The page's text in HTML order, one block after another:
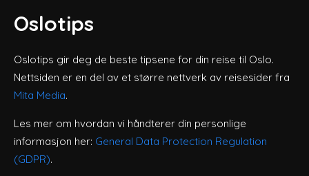
Oslotips
Oslotips gir deg de beste tipsene for din reise til Oslo.
Nettsiden er en del av et større nettverk av reisesider fra
Mita Media.
Les mer om hvordan vi håndterer din personlige
informasjon her: General Data Protection Regulation
(GDPR).